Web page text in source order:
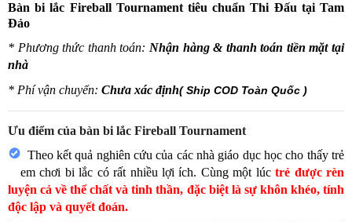
Bàn bi lắc Fireball Tournament tiêu chuẩn Thi Đấu tại Tam
Đảo
* Phương thức thanh toán: Nhận hàng & thanh toán tiền mặt tại
nhà
* Phí vận chuyển: Chưa xác định( Ship COD Toàn Quốc )
Ưu điểm của bàn bi lắc Fireball Tournament
Theo kết quả nghiên cứu của các nhà giáo dục học cho thấy trẻ
em chơi bi lắc có rất nhiều lợi ích. Cùng một lúctrẻ được rèn
luyện cả về thể chất và tinh thần, đặc biệt là sự khôn khéo, tính
độc lập và quyết đoán.